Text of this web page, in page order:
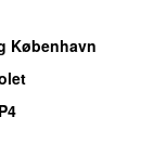
København